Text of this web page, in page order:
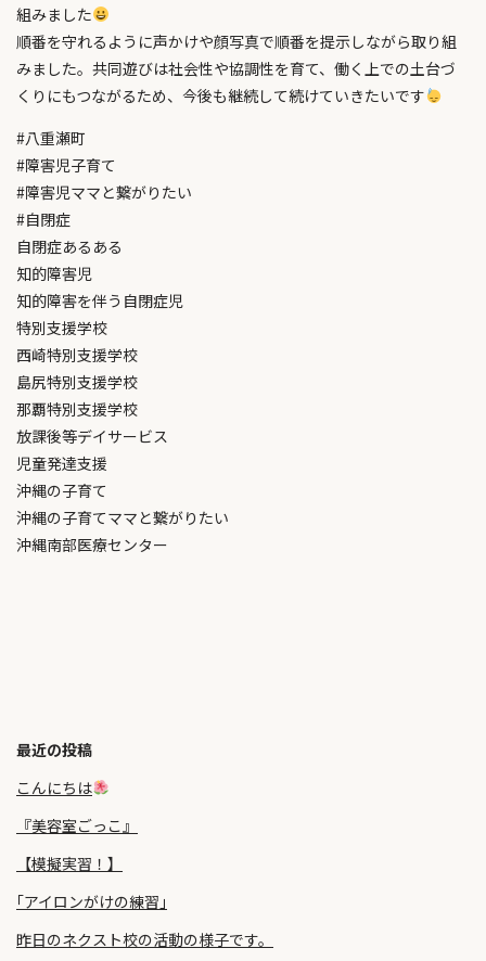
組みました
順番を守れるように声かけや顔写真で順番を提示しながら取り組
みました。共同遊びは社会性や協調性を育て、働く上での土台づ
くりにもつながるため、今後も継続して続けていきたいです
#八重瀬町
#障害児子育て
#障害児ママと繋がりたい
#自閉症
自閉症あるある
知的障害児
知的障害を伴う自閉症児
特別支援学校
西崎特別支援学校
島尻特別支援学校
那覇特別支援学校
放課後等デイサービス
児童発達支援
沖縄の子育て
沖縄の子育てママと繋がりたい
沖縄南部医療センター
最近の投稿
こんにちは
『美容室ごっこ』
【模擬実習！】
｢アイロンがけの練習｣
昨日のネクスト校の活動の様子です。